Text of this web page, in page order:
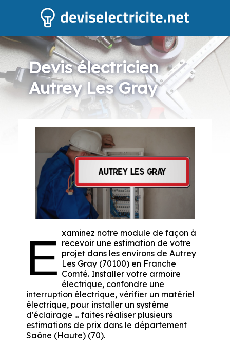
Devis électricien
Autrey Les Gray
E xaminez notre module de façon à
recevoir une estimation de votre
projet dans les environs de Autrey
Les Gray (70100) en Franche
Comté. Installer votre armoire
électrique, confondre une
interruption électrique, vérifier un matériel
électrique, pour installer un système
d'éclairage ... faites réaliser plusieurs
estimations de prix dans le département
Saône (Haute) (70).